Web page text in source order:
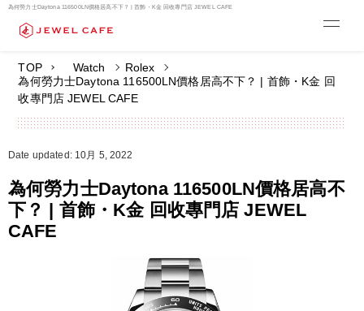
為何勞力士Daytona 116500LN價格居高不下？ | 首飾・K金 回收專門店 JEWEL CAFE
TOP Watch
Rolex
為何勞力士Daytona 116500LN價格居高不下？ | 首飾・K金 回
收專門店 JEWEL CAFE
Date updated: 10月 5, 2022
為何勞力士Daytona 116500LN價格居高不
下？ | 首飾・K金 回收專門店 JEWEL
CAFE